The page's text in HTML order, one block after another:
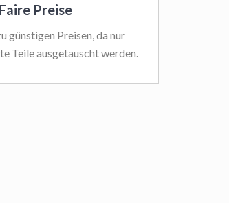
Faire Preise
günstigen Preisen, da nur
Teile ausgetauscht werden.